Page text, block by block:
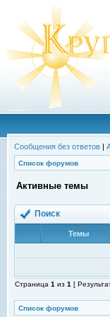
Сообщения без ответов |
Список форумов
Активные темы
Поиск
Темы
Страница 1 из 1 [
Список форумов